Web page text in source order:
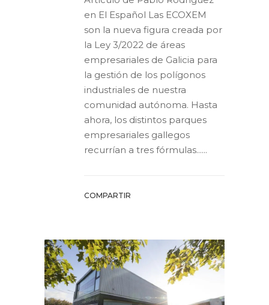
en El Español Las ECOXEM
son la nueva figura creada por
la Ley 3/2022 de áreas
empresariales de Galicia para
la gestión de los polígonos
industriales de nuestra
comunidad autónoma. Hasta
ahora, los distintos parques
empresariales gallegos
recurrían a tres fórmulas......
COMPARTIR